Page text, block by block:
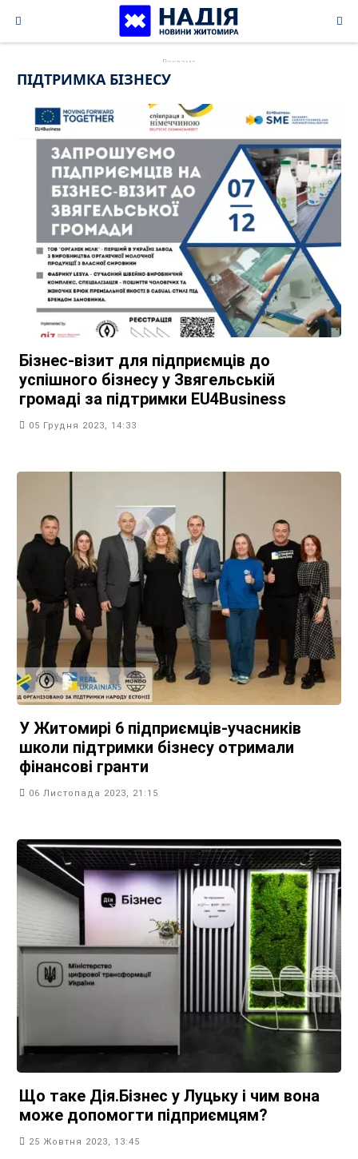
content
ПІДТРИМКА БІЗНЕСУ
Бізнес-візит для підприємців до
успішного бізнесу у Звягельській
громаді за підтримки EU4Business
05 Грудня 2023, 14:33
У Житомирі 6 підприємців-учасників
школи підтримки бізнесу отримали
фінансові гранти
06 Листопада 2023, 21:15
Що таке Дія.Бізнес у Луцьку і чим вона
може допомогти підприємцям?
25 Жовтня 2023, 13:45